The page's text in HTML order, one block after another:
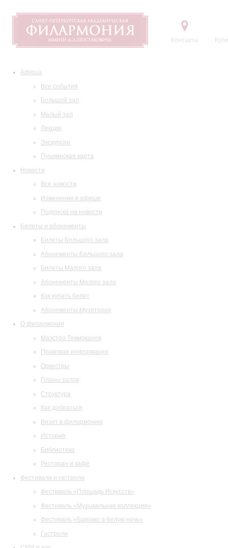
Контакты
Афиша
Все события
Большой зал
Малый зал
Лекции
Экскурсии
Пушкинская карта
Новости
Все новости
Изменения в афише
Подписка на новости
Билеты и абонементы
Билеты Большого зала
Абонементы Большого зала
Билеты Малого зала
Абонементы Малого зала
Как купить билет
Абонементы Музитория
О филармонии
Маэстро Темирканов
Правовая информация
Оркестры
Планы залов
Структура
Как добраться
Визит в филармонию
История
Библиотека
Ресторан и кафе
Фестивали и гастроли
Фестиваль «Площадь Искусств»
Фестиваль «Музыкальная коллекция»
Фестиваль «Барокко в белую ночь»
Гастроли